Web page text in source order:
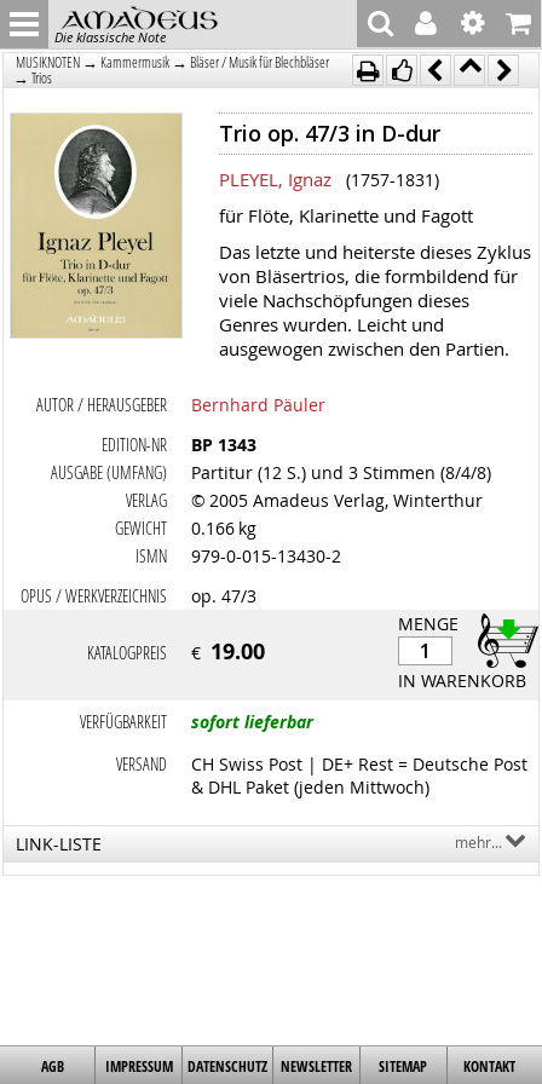
Die klassische Note
MUSIKNOTEN → Kammermusik → Bläser / Musik für Blechbläser
→ Trios
Trio op. 47/3 in D-dur
PLEYEL, Ignaz (1757-1831)
für Flöte, Klarinette und Fagott
Das letzte und heiterste dieses Zyklus
von Bläsertrios, die formbildend für
viele Nachschöpfungen dieses
Genres wurden. Leicht und
ausgewogen zwischen den Partien.
AUTOR / HERAUSGEBER
Bernhard Päuler
EDITION-NR
BP 1343
AUSGABE (UMFANG)
Partitur (12 S.) und 3 Stimmen (8/4/8)
VERLAG
© 2005 Amadeus Verlag, Winterthur
GEWICHT
0.166 kg
ISMN
979-0-015-13430-2
OPUS / WERKVERZEICHNIS
op. 47/3
MENGE
IN WARENKORB
KATALOGPREIS € 19.00
VERFÜGBARKEIT
sofort lieferbar
VERSAND
CH Swiss Post | DE+ Rest = Deutsche Post
& DHL Paket (jeden Mittwoch)
LINK-LISTE mehr...
AGB IMPRESSUM DATENSCHUTZ NEWSLETTER SITEMAP KONTAKT